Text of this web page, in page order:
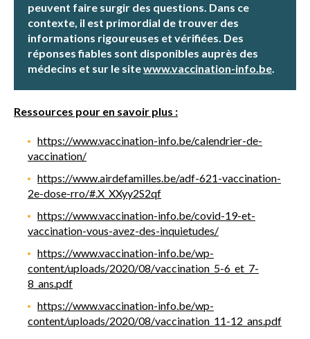
peuvent faire surgir des questions. Dans ce
contexte, il est primordial de trouver des
informations rigoureuses et vérifiées. Des
réponses fiables sont disponibles auprès des
médecins et sur le sitewww.vaccination-info.be.
Ressources pour en savoir plus :
https://www.vaccination-info.be/calendrier-de-
vaccination/
https://www.airdefamilles.be/adf-621-vaccination-
2e-dose-rro/#.X_XXyy2S2qf
https://www.vaccination-info.be/covid-19-et-
vaccination-vous-avez-des-inquietudes/
https://www.vaccination-info.be/wp-
content/uploads/2020/08/vaccination_5-6_et_7-
8_ans.pdf
https://www.vaccination-info.be/wp-
content/uploads/2020/08/vaccination_11-12_ans.pdf